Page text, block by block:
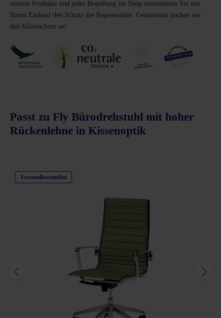
unserer Produkte und jeder Bestellung im Shop unterstützen Sie mit
Ihrem Einkauf den Schutz des Regenwaldes. Gemeinsam packen wir
den Klimaschutz an!
Passt zu Fly Bürodrehstuhl mit hoher
Rückenlehne in Kissenoptik
Versandkostenfrei